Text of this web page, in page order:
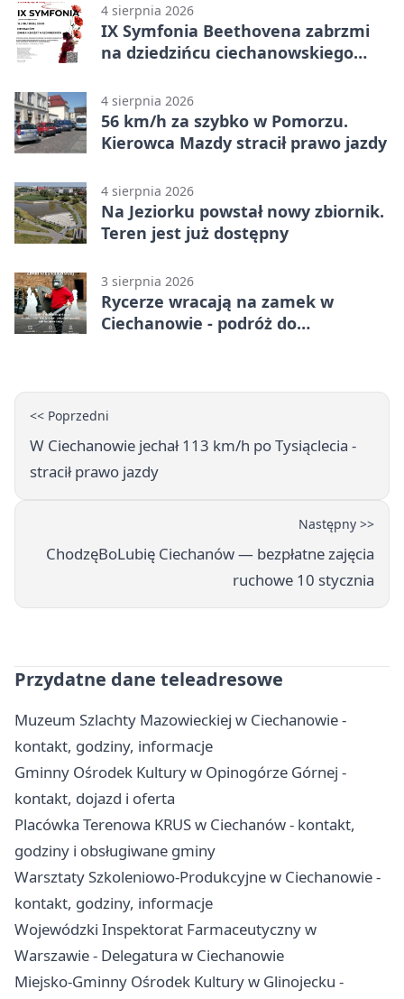
4 sierpnia 2026
IX Symfonia Beethovena zabrzmi
na dziedzińcu ciechanowskiego
4 sierpnia 2026
56 km/h za szybko w Pomorzu.
Kierowca Mazdy stracił prawo jazdy
4 sierpnia 2026
Na Jeziorku powstał nowy zbiornik.
Teren jest już dostępny
3 sierpnia 2026
Rycerze wracają na zamek w
Ciechanowie - podróż do
<< Poprzedni
W Ciechanowie jechał 113 km/h po Tysiąclecia -
stracił prawo jazdy
Następny >>
ChodzęBoLubię Ciechanów — bezpłatne zajęcia
ruchowe 10 stycznia
Przydatne dane teleadresowe
Muzeum Szlachty Mazowieckiej w Ciechanowie -
kontakt, godziny, informacje
Gminny Ośrodek Kultury w Opinogórze Górnej -
kontakt, dojazd i oferta
Placówka Terenowa KRUS w Ciechanów - kontakt,
godziny i obsługiwane gminy
Warsztaty Szkoleniowo‑Produkcyjne w Ciechanowie -
kontakt, godziny, informacje
Wojewódzki Inspektorat Farmaceutyczny w
Warszawie - Delegatura w Ciechanowie
Miejsko-Gminny Ośrodek Kultury w Glinojecku -